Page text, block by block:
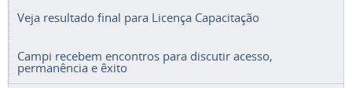
Veja resultado final para Licença Capacitação
Campi recebem encontros para discutir acesso,
permanência e êxito